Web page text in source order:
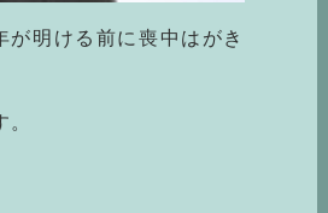
明ける前に喪中はがき